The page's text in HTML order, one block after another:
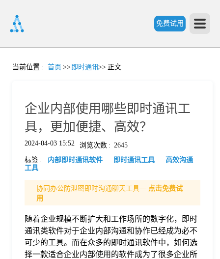
免费试用
首
格
当前位置 : 首页 >> 即时通讯>> 正文
企业内部使用哪些即时通讯工
具，更加便捷、高效？
2024-04-03 15:52 浏览次数 : 2645
标签 : 内部即时通讯软件 即时通讯工具
高效沟通
工具
协同办公防泄密即时沟通聊天工具— 点击免费试
用
随着企业规模不断扩大和工作场所的数字化，即时
通讯类软件对于企业内部沟通和协作已经成为必不
可少的工具。而在众多的即时通讯软件中，如何选
择一款适合企业内部使用的软件成为了很多企业所